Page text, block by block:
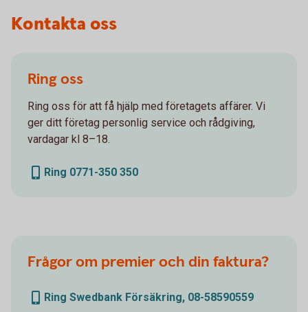
Kontakta oss
Ring oss
Ring oss för att få hjälp med företagets affärer. Vi
ger ditt företag personlig service och rådgiving,
vardagar kl 8–18.
Ring 0771-350 350
Frågor om premier och din faktura?
Ring Swedbank Försäkring, 08-58590559